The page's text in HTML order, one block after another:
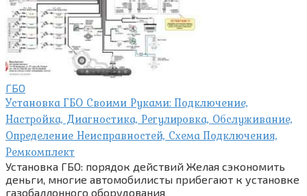
ГБО
Установка ГБО Своими Руками: Подключение,
Настройка, Диагностика, Регулировка, Обслуживание,
Определение Неисправностей, Схема Подключения,
Ремкомплект
Установка ГБО: порядок действий Желая сэкономить
деньги, многие автомобилисты прибегают к установке
газобаллонного оборудования